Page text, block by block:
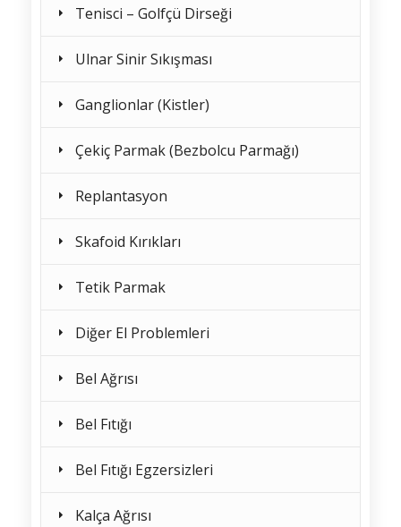
Tenisci – Golfçü Dirseği
Ulnar Sinir Sıkışması
Ganglionlar (Kistler)
Çekiç Parmak (Bezbolcu Parmağı)
Replantasyon
Skafoid Kırıkları
Tetik Parmak
Diğer El Problemleri
Bel Ağrısı
Bel Fıtığı
Bel Fıtığı Egzersizleri
Kalça Ağrısı